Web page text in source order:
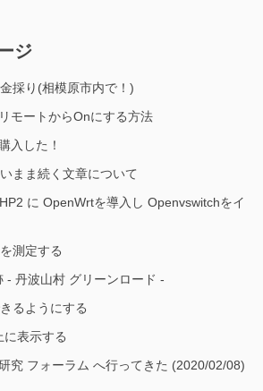
ジ
採り(相模原市内で！)
モートからOnにする方法
入した！
まま続く文章について
に OpenWrtを導入し Openvswitchをイ
測定する
- 丹波山村 グリーンロード -
るようにする
表示する
究 フォーラム へ行ってきた (2020/02/08)